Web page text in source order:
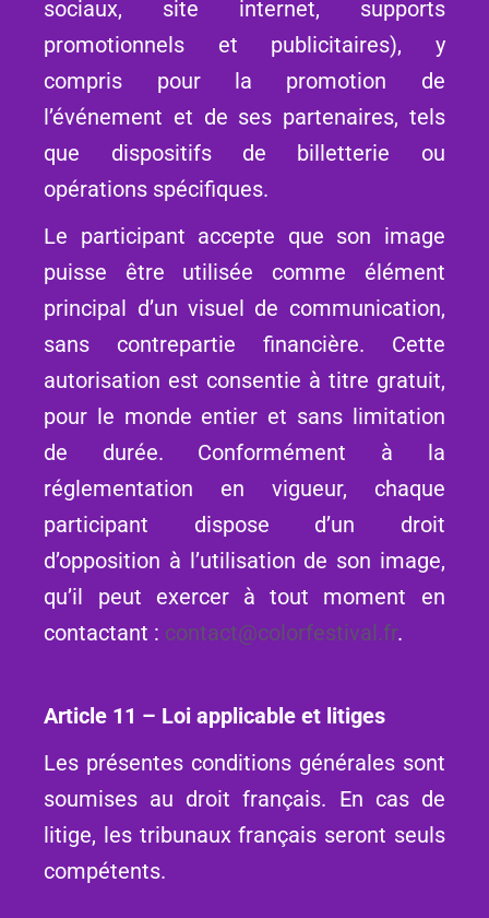
sociaux, site internet, supports
promotionnels et publicitaires), y
compris pour la promotion de
l’événement et de ses partenaires, tels
que dispositifs de billetterie ou
opérations spécifiques.
Le participant accepte que son image
puisse être utilisée comme élément
principal d’un visuel de communication,
sans contrepartie financière. Cette
autorisation est consentie à titre gratuit,
pour le monde entier et sans limitation
de durée. Conformément à la
réglementation en vigueur, chaque
participant dispose d’un droit
d’opposition à l’utilisation de son image,
qu’il peut exercer à tout moment en
contactant : contact@colorfestival.fr.
Article 11 – Loi applicable et litiges
Les présentes conditions générales sont
soumises au droit français. En cas de
litige, les tribunaux français seront seuls
compétents.